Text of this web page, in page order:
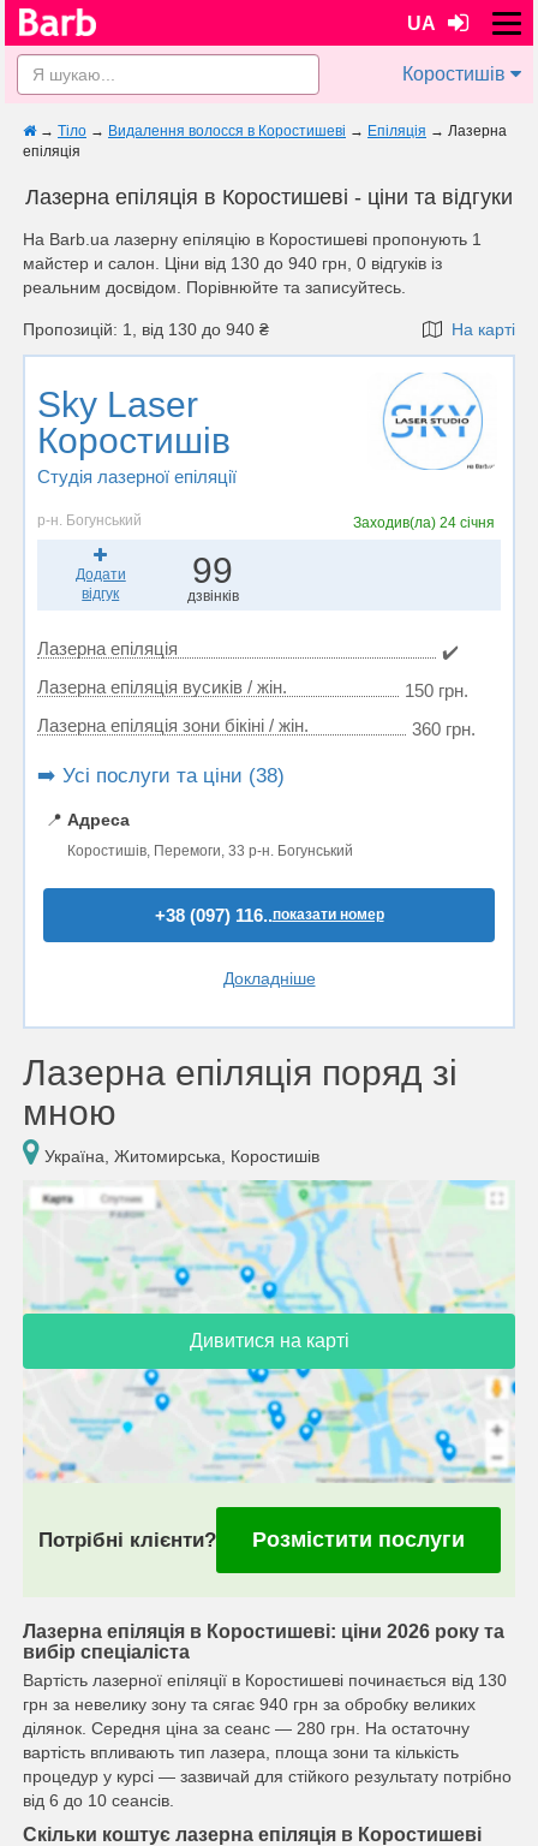
UA
Коростишів
→ Тіло → Видалення волосся в Коростишеві → Епіляція → Лазерна
епіляція
Лазерна епіляція в Коростишеві - ціни та відгуки
На Barb.ua лазерну епіляцію в Коростишеві пропонують 1
майстер и салон. Ціни від 130 до 940 грн, 0 відгуків із
реальним досвідом. Порівнюйте та записуйтесь.
Пропозицій: 1, від 130 до 940 ₴ На карті
Sky Laser
Коростишів
Студія лазерної епіляції
р-н. Богунський Заходив(ла) 24 січня
Додати
відгук
99
дзвінків
Лазерна епіляція
✔️
Лазерна епіляція вусиків / жін.
150 грн.
Лазерна епіляція зони бікіні / жін.
360 грн.
➡️ Усі послуги та ціни (38)
📍 Адреса
Коростишів, Перемоги, 33 р-н. Богунський
+38 (097) 116..показати номер
Докладніше
Лазерна епіляція поряд зі
мною
Україна, Житомирська, Коростишів
Дивитися на карті
Потрібні клієнти? Розмістити послуги
Лазерна епіляція в Коростишеві: ціни 2026 року та
вибір спеціаліста
Вартість лазерної епіляції в Коростишеві починається від 130
грн за невелику зону та сягає 940 грн за обробку великих
ділянок. Середня ціна за сеанс — 280 грн. На остаточну
вартість впливають тип лазера, площа зони та кількість
процедур у курсі — зазвичай для стійкого результату потрібно
від 6 до 10 сеансів.
Скільки коштує лазерна епіляція в Коростишеві